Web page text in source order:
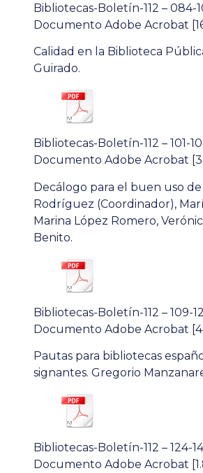
Bibliotecas-Boletín-112 – 084-
Documento Adobe Acrobat
Calidad en la Biblioteca
Guirado.
Bibliotecas-Boletín-112 – 101-
Documento Adobe Acrobat
Decálogo para el buen uso de
Rodríguez (Coordinador),
Marina López Romero,
Benito.
Bibliotecas-Boletín-112 – 109-
Documento Adobe Acrobat
Pautas para bibliotecas
signantes. Gregorio
Bibliotecas-Boletín-112 – 124-
Documento Adobe Acrobat